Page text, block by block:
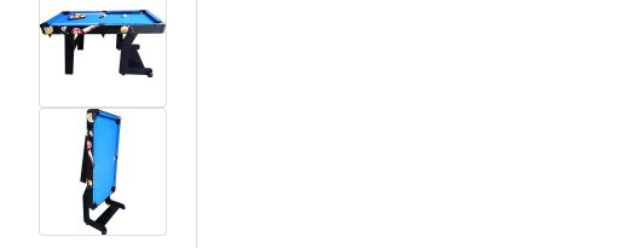
View larger image